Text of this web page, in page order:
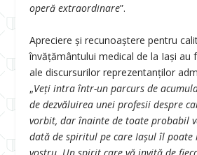
operă extraordinare”.
Apreciere și recunoaștere pentru
învățământului medical de la Iași au
ale discursurilor reprezentanților
„Veți intra într-un parcurs de
de dezvăluirea unei profesii despre
vorbit, dar înainte de toate probabil
dată de spiritul pe care Iașul îl poate